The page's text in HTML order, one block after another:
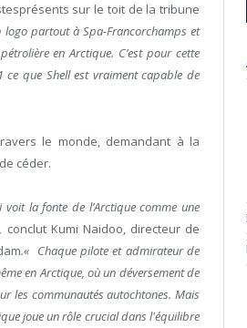
sur le toit de la tribune
logo partout à Spa-Francorchamps et
en Arctique. C’est pour cette
que Shell est vraiment capable de
le monde, demandant à la
céder.
la fonte de l’Arctique comme une
conclut Kumi Naidoo, directeur de
.« Chaque pilote et admirateur de
en Arctique, où un déversement de
les communautés autochtones. Mais
joue un rôle crucial dans l'équilibre